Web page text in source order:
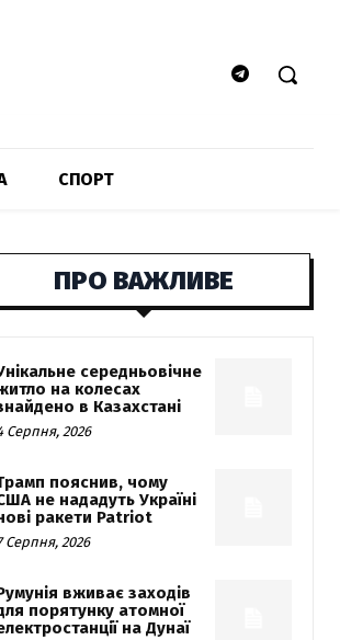
СПОРТ
ПРО ВАЖЛИВЕ
середньовічне
на колесах
в Казахстані
Серпня, 2026
пояснив, чому
не нададуть Україні
ракети Patriot
Серпня, 2026
вживає заходів
порятунку атомної
на Дунаї